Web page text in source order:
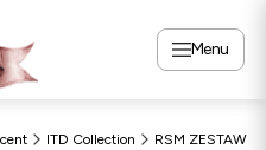
Menu
ITD Collection RSM ZESTAW